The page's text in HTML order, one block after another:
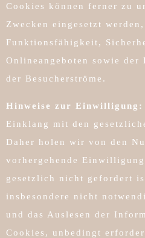
Cookies können ferner zu
Zwecken eingesetzt
Funktionsfähigkeit,
Onlineangeboten sowie der
der Besucherströme.
Hinweise zur Einwilligung:
Einklang mit den
Daher holen wir von den
vorhergehende
gesetzlich nicht gefordert
insbesondere nicht
und das Auslesen der
Cookies, unbedingt